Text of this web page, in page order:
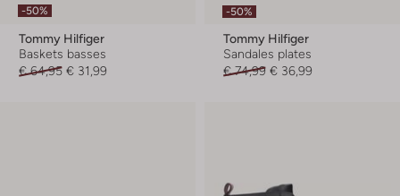
-50%
Tommy Hilfiger
Baskets basses
€ 64,95 € 31,99
-50%
Tommy Hilfiger
Sandales plates
€ 74,99 € 36,99